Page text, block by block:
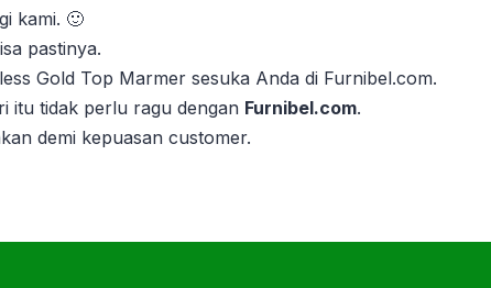
kami. 🙂
pastinya.
Gold Top Marmer sesuka Anda di Furnibel.com.
itu tidak perlu ragu dengan Furnibel.com.
demi kepuasan customer.